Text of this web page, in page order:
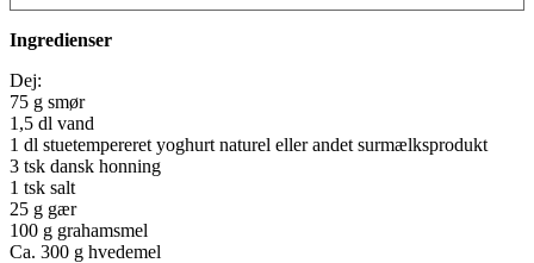
Ingredienser
Dej:
75 g smør
1,5 dl vand
1 dl stuetempereret yoghurt naturel eller andet surmælksprodukt
3 tsk dansk honning
1 tsk salt
25 g gær
100 g grahamsmel
Ca. 300 g hvedemel